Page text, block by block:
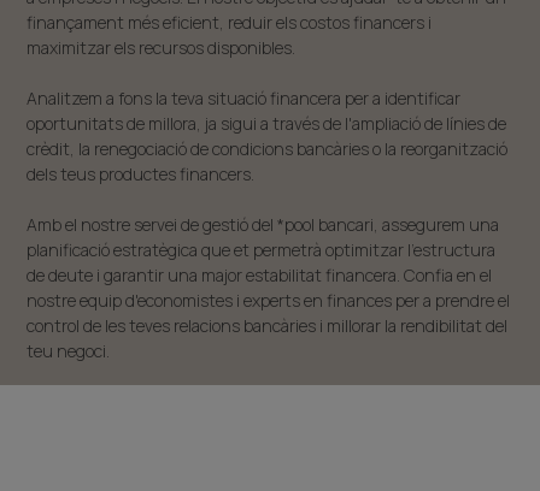
finançament més eficient, reduir els costos financers i
maximitzar els recursos disponibles.
Analitzem a fons la teva situació financera per a identificar
oportunitats de millora, ja sigui a través de l'ampliació de línies de
crèdit, la renegociació de condicions bancàries o la reorganització
dels teus productes financers.
Amb el nostre servei de gestió del *pool bancari, assegurem una
planificació estratègica que et permetrà optimitzar l'estructura
de deute i garantir una major estabilitat financera. Confia en el
nostre equip d'economistes i experts en finances per a prendre el
control de les teves relacions bancàries i millorar la rendibilitat del
teu negoci.